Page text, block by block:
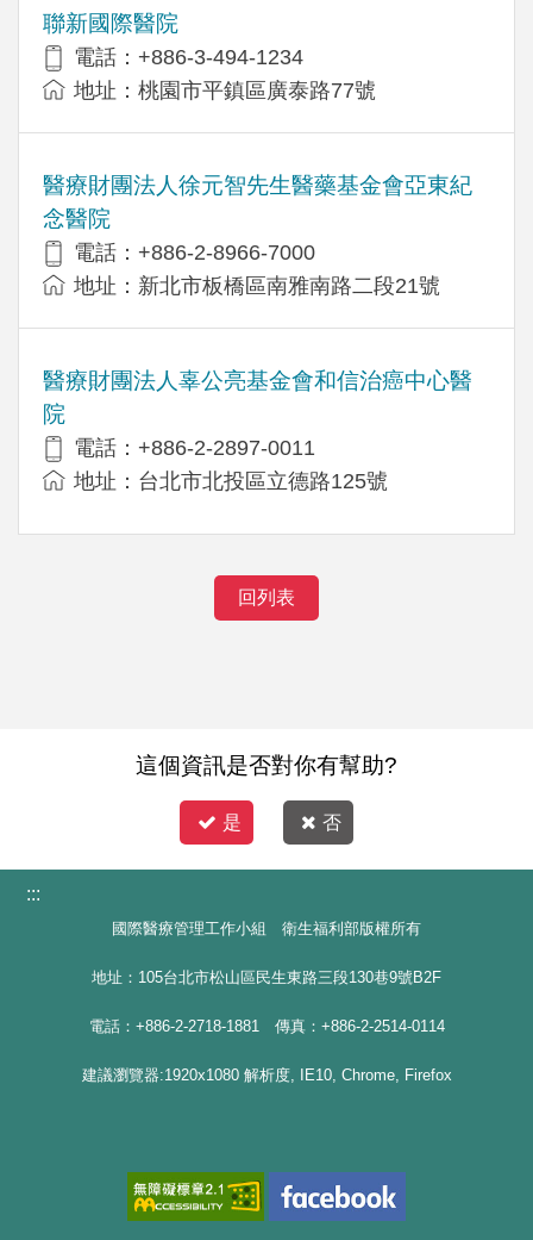
聯新國際醫院
電話：+886-3-494-1234
地址：桃園市平鎮區廣泰路77號
醫療財團法人徐元智先生醫藥基金會亞東紀
念醫院
電話：+886-2-8966-7000
地址：新北市板橋區南雅南路二段21號
醫療財團法人辜公亮基金會和信治癌中心醫
院
電話：+886-2-2897-0011
地址：台北市北投區立德路125號
回列表
這個資訊是否對你有幫助?
是 否
:::
國際醫療管理工作小組 衛生福利部版權所有
地址：105台北市松山區民生東路三段130巷9號B2F
電話：+886-2-2718-1881 傳真：+886-2-2514-0114
建議瀏覽器:1920x1080 解析度, IE10, Chrome, Firefox